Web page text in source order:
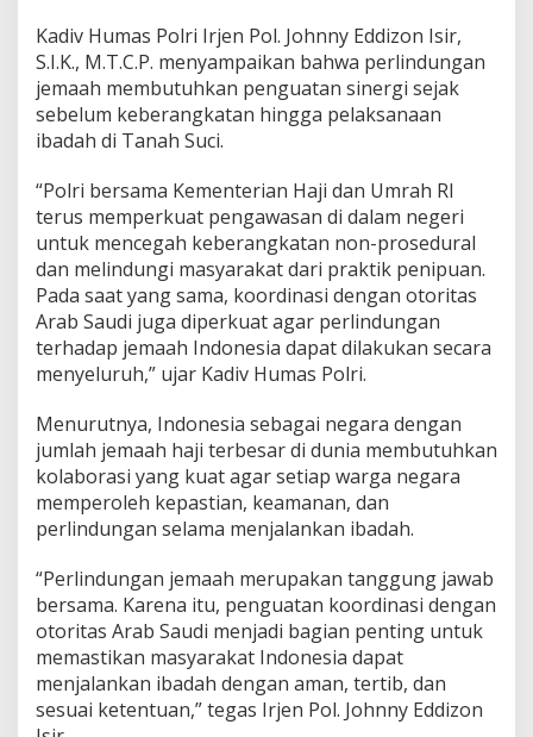
Kadiv Humas Polri Irjen Pol. Johnny Eddizon Isir,
S.I.K., M.T.C.P. menyampaikan bahwa perlindungan
jemaah membutuhkan penguatan sinergi sejak
sebelum keberangkatan hingga pelaksanaan
ibadah di Tanah Suci.
“Polri bersama Kementerian Haji dan Umrah RI
terus memperkuat pengawasan di dalam negeri
untuk mencegah keberangkatan non-prosedural
dan melindungi masyarakat dari praktik penipuan.
Pada saat yang sama, koordinasi dengan otoritas
Arab Saudi juga diperkuat agar perlindungan
terhadap jemaah Indonesia dapat dilakukan secara
menyeluruh,” ujar Kadiv Humas Polri.
Menurutnya, Indonesia sebagai negara dengan
jumlah jemaah haji terbesar di dunia membutuhkan
kolaborasi yang kuat agar setiap warga negara
memperoleh kepastian, keamanan, dan
perlindungan selama menjalankan ibadah.
“Perlindungan jemaah merupakan tanggung jawab
bersama. Karena itu, penguatan koordinasi dengan
otoritas Arab Saudi menjadi bagian penting untuk
memastikan masyarakat Indonesia dapat
menjalankan ibadah dengan aman, tertib, dan
sesuai ketentuan,” tegas Irjen Pol. Johnny Eddizon